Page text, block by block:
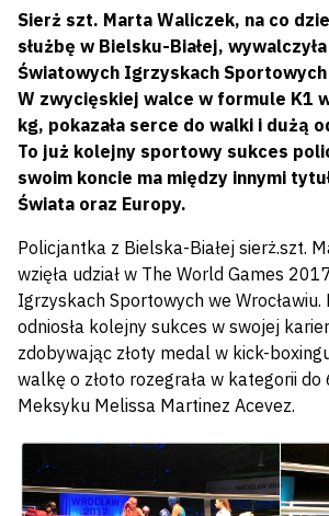
Sierż szt. Marta Waliczek, na co
służbę w Bielsku-Białej,
Światowych Igrzyskach
W zwycięskiej walce w formule K1
kg, pokazała serce do walki i dużą
To już kolejny sportowy sukces
swoim koncie ma między innymi
Świata oraz Europy.
Policjantka z Bielska-Białej sierż.szt.
wzięła udział w The World Games
Igrzyskach Sportowych we
odniosła kolejny sukces w swojej
zdobywając złoty medal w kick-
walkę o złoto rozegrała w kategorii
Meksyku Melissa Martinez Acevez.